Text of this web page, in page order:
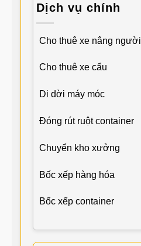
Dịch vụ chính
Cho thuê xe nâng người
Cho thuê xe cẩu
Di dời máy móc
Đóng rút ruột container
Chuyển kho xưởng
Bốc xếp hàng hóa
Bốc xếp container